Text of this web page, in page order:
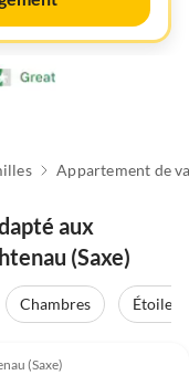
Appartement de
aux
(Saxe)
Chambres Étoiles
Meilleure
Annonce
(Saxe)